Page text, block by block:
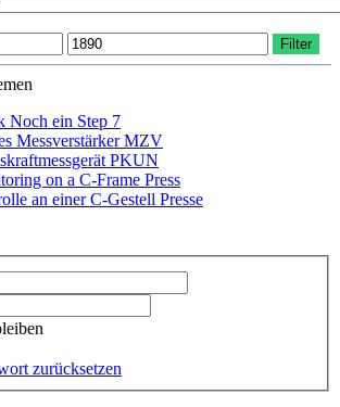
Max.
Preis
Filter
Noch ein Step 7
Messverstärker MZV
PKUN
on a C-Frame Press
an einer C-Gestell Presse
zurücksetzen